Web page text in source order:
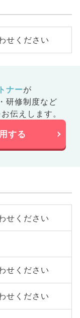
せください
ナーが
研修制度など
伝えします。
する
せください
せください
せください